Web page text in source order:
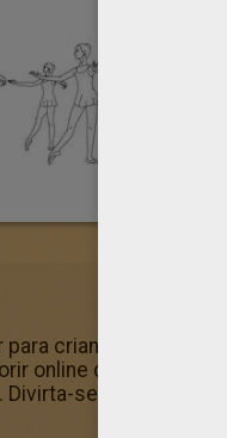
crianças
online das Páginas
Divirta-se colorindo